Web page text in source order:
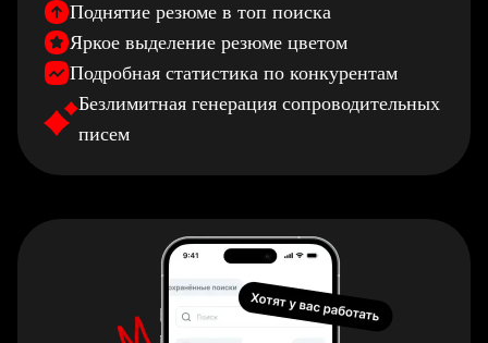
Поднятие резюме в топ поиска
Яркое выделение резюме цветом
Подробная статистика по конкурентам
Безлимитная генерация сопроводительных
писем